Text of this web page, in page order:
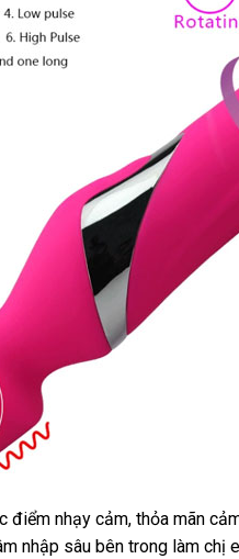
điểm nhạy cảmbỏ
sỉ
, thỏa mãn
nhập sâu bên trong làm chị